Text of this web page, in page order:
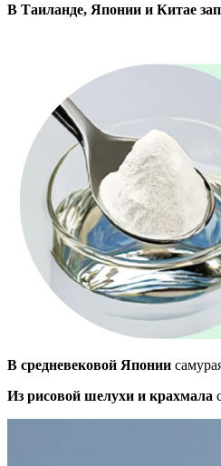
В Таиланде, Японии и Китае
В средневековой Японии
Из рисовой шелухи и крахмала